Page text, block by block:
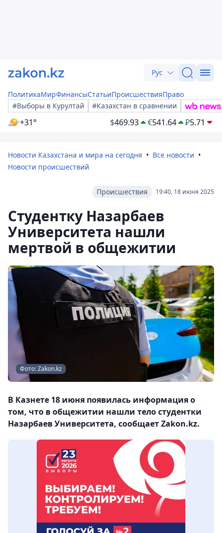
Рус
ПолитикаМирФинансыСтатьиПроисшествияПраво
#Выборы в Курултай
#Казахстан в сравнении
+31° $469.93 €541.64 ₽5.71
Новости Казахстана и мира на сегодня
Все новости
Новости происшествий
19:40, 18 июня 2025
Происшествия
Студентку Назарбаев
Университета нашли
мертвой в общежитии
Фото: Zakon.kz
В Казнете 18 июня появилась информация о
том, что в общежитии нашли тело студентки
Назарбаев Университета, сообщает Zakon.kz.